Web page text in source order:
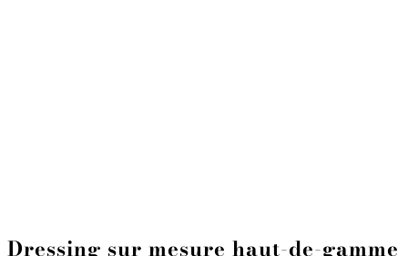
Dressing sur mesure haut-de-gamme